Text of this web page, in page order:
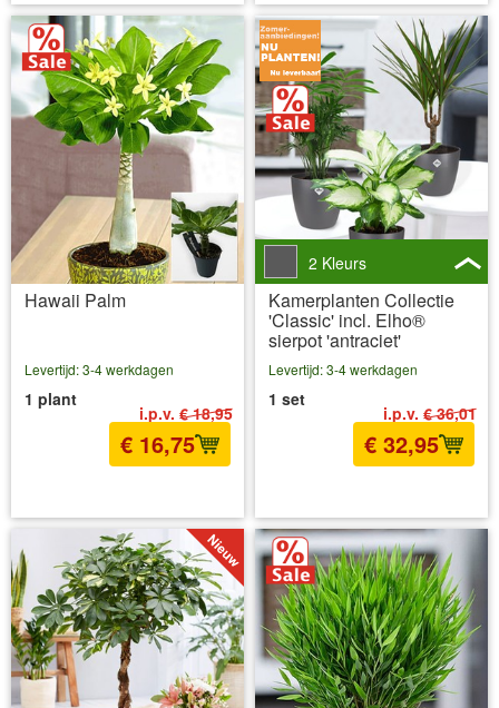
Hawaii Palm
i.p.v. € 18,95
Levertijd: 3-4 werkdagen
1 plant
€ 16,75
2 Kleurs
Kamerplanten Collectie
'Classic' incl. Elho®
sierpot 'antraciet'
i.p.v. € 36,01
Levertijd: 3-4 werkdagen
1 set
€ 32,95